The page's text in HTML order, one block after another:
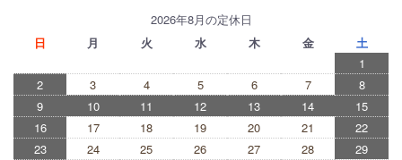
2026年8月の定休日
日
月 火 水 木 金
土
1
2
3 4 5 6 7
8
9
10 11 12 13 14
15
16
17 18 19 20 21
22
23
24 25 26 27 28
29